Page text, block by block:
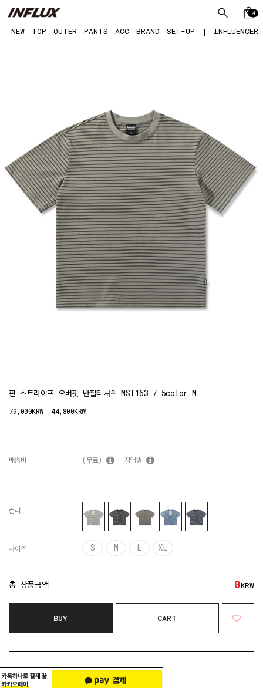
0
NEW TOP OUTER PANTS ACC BRAND SET-UP | INFLUENCER
핀 스트라이프 오버핏 반팔티셔츠 MST163 / 5color M
79,000KRW 44,800KRW
배송비 (무료) 지역별
컬러
사이즈 S M L XL
총 상품금액 0KRW
BUY CART